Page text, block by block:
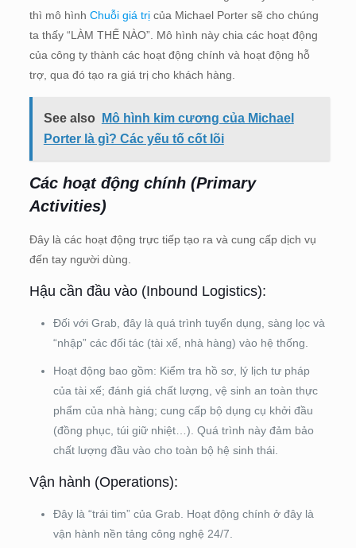
thì mô hình Chuỗi giá trịcủa Michael Porter sẽ cho chúng
ta thấy “LÀM THẾ NÀO”. Mô hình này chia các hoạt động
của công ty thành các hoạt động chính và hoạt động hỗ
trợ, qua đó tạo ra giá trị cho khách hàng.
See also
Mô hình kim cương của Michael
Porter là gì? Các yếu tố cốt lõi
Các hoạt động chính (Primary
Activities)
Đây là các hoạt động trực tiếp tạo ra và cung cấp dịch vụ
đến tay người dùng.
Hậu cần đầu vào (Inbound Logistics):
Đối với Grab, đây là quá trình tuyển dụng, sàng lọc và
“nhập” các đối tác (tài xế, nhà hàng) vào hệ thống.
Hoạt động bao gồm: Kiểm tra hồ sơ, lý lịch tư pháp
của tài xế; đánh giá chất lượng, vệ sinh an toàn thực
phẩm của nhà hàng; cung cấp bộ dụng cụ khởi đầu
(đồng phục, túi giữ nhiệt…). Quá trình này đảm bảo
chất lượng đầu vào cho toàn bộ hệ sinh thái.
Vận hành (Operations):
Đây là “trái tim” của Grab. Hoạt động chính ở đây là
vận hành nền tảng công nghệ 24/7.